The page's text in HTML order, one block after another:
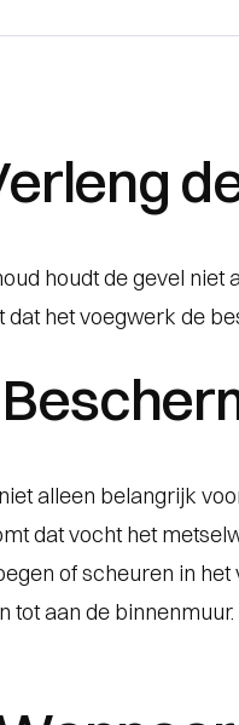
houdt de gevel
dat het voegwerk de
alleen belangrijk
dat vocht het
of scheuren in
tot aan de